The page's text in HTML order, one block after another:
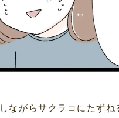
ながらサクラコにたず